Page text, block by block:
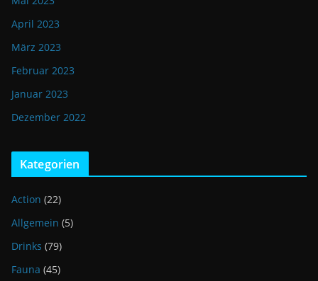
April 2023
März 2023
Februar 2023
Januar 2023
Dezember 2022
Kategorien
Action (22)
Allgemein (5)
Drinks (79)
Fauna (45)